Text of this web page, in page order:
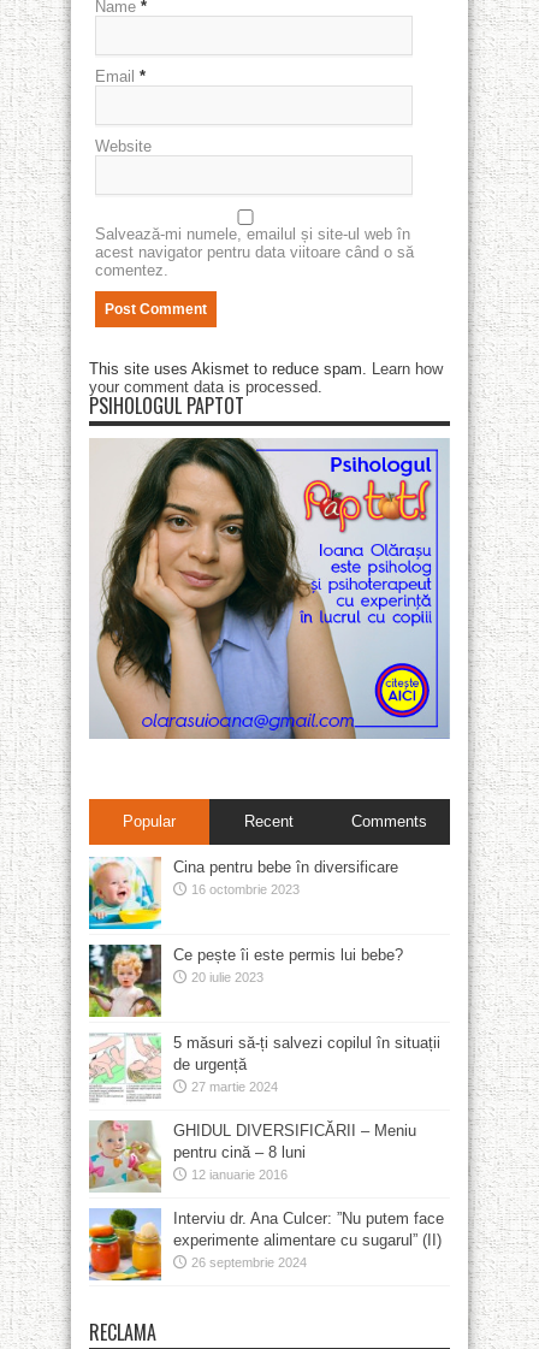
Name *
Email *
Website
Salvează-mi numele, emailul și site-ul web în
acest navigator pentru data viitoare când o să
comentez.
This site uses Akismet to reduce spam. Learn how
your comment data is processed.
PSIHOLOGUL PAPTOT
Popular Recent Comments
Cina pentru bebe în diversificare
16 octombrie 2023
Ce pește îi este permis lui bebe?
20 iulie 2023
5 măsuri să-ți salvezi copilul în situații
de urgență
27 martie 2024
GHIDUL DIVERSIFICĂRII – Meniu
pentru cină – 8 luni
12 ianuarie 2016
Interviu dr. Ana Culcer: ”Nu putem face
experimente alimentare cu sugarul” (II)
26 septembrie 2024
RECLAMA